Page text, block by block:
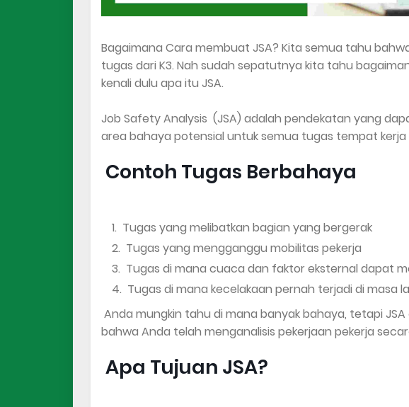
Bagaimana Cara membuat JSA? Kita semua tahu
tugas dari K3. Nah sudah sepatutnya kita tahu
kenali dulu apa itu JSA.
Job Safety Analysis (JSA) adalah pendekatan yang
area bahaya potensial untuk semua tugas tempat kerja
Contoh Tugas Berbahaya
Tugas yang melibatkan bagian yang bergerak
Tugas yang mengganggu mobilitas pekerja
Tugas di mana cuaca dan faktor eksternal dapat
Tugas di mana kecelakaan pernah terjadi di masa
Anda mungkin tahu di mana banyak bahaya, tetapi
bahwa Anda telah menganalisis pekerjaan pekerja
Apa Tujuan JSA?